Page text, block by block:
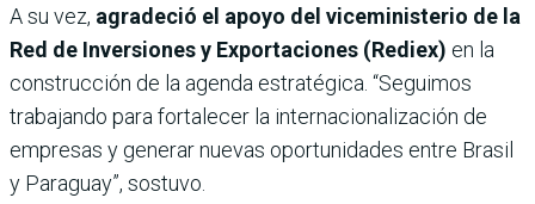
A su vez, agradeció el apoyo del viceministerio de la
Red de Inversiones y Exportaciones (Rediex) en la
construcción de la agenda estratégica. “Seguimos
trabajando para fortalecer la internacionalización de
empresas y generar nuevas oportunidades entre Brasil
y Paraguay”, sostuvo.